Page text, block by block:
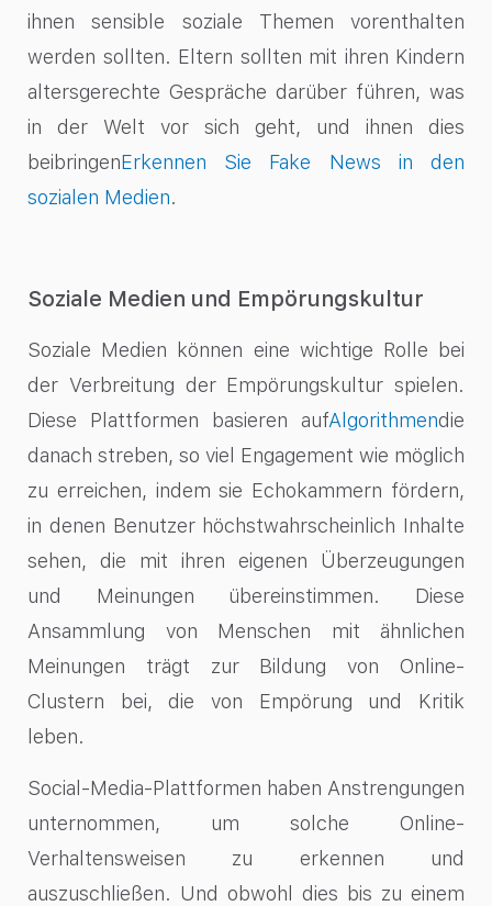
ihnen sensible soziale Themen vorenthalten
werden sollten. Eltern sollten mit ihren Kindern
altersgerechte Gespräche darüber führen, was
in der Welt vor sich geht, und ihnen dies
beibringenErkennen Sie Fake News in den
sozialen Medien.
Soziale Medien und Empörungskultur
Soziale Medien können eine wichtige Rolle bei
der Verbreitung der Empörungskultur spielen.
Diese Plattformen basieren aufAlgorithmendie
danach streben, so viel Engagement wie möglich
zu erreichen, indem sie Echokammern fördern,
in denen Benutzer höchstwahrscheinlich Inhalte
sehen, die mit ihren eigenen Überzeugungen
und Meinungen übereinstimmen. Diese
Ansammlung von Menschen mit ähnlichen
Meinungen trägt zur Bildung von Online-
Clustern bei, die von Empörung und Kritik
leben.
Social-Media-Plattformen haben Anstrengungen
unternommen, um solche Online-
Verhaltensweisen zu erkennen und
auszuschließen. Und obwohl dies bis zu einem